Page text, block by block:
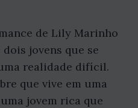
de Lily Marinho
jovens que se
realidade difícil.
que vive em uma
jovem rica que